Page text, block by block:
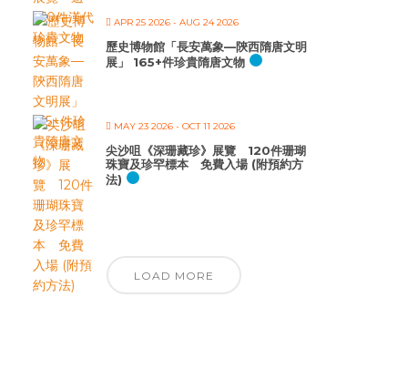
APR 25 2026 - AUG 24 2026
歷史博物館「長安萬象—陝西隋唐文明
展」 165+件珍貴隋唐文物
MAY 23 2026 - OCT 11 2026
尖沙咀《深珊藏珍》展覽 120件珊瑚
珠寶及珍罕標本 免費入場 (附預約方
法)
LOAD MORE